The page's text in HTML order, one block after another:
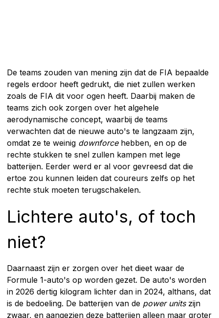
De teams zouden van mening zijn dat de FIA bepaalde
regels erdoor heeft gedrukt, die niet zullen werken
zoals de FIA dit voor ogen heeft. Daarbij maken de
teams zich ook zorgen over het algehele
aerodynamische concept, waarbij de teams
verwachten dat de nieuwe auto's te langzaam zijn,
omdat ze te weinig downforcehebben, en op de
rechte stukken te snel zullen kampen met lege
batterijen. Eerder werd er al voor gevreesd dat die
ertoe zou kunnen leiden dat coureurs zelfs op het
rechte stuk moeten terugschakelen.
Lichtere auto's, of toch
niet?
Daarnaast zijn er zorgen over het dieet waar de
Formule 1-auto's op worden gezet. De auto's worden
in 2026 dertig kilogram lichter dan in 2024, althans, dat
is de bedoeling. De batterijen van de power unitszijn
zwaar, en aangezien deze batterijen alleen maar groter